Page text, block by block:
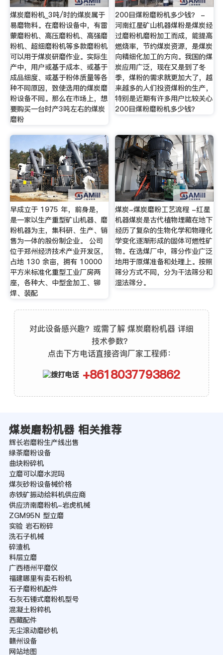
煤炭磨粉机_3吨/时的煤炭属于
易磨物料。在磨粉设备中，有雷
蒙磨粉机、高压磨粉机、高强磨
粉机、超细磨粉机等多款磨粉机
可以用于煤炭研磨作业。实际生
产中，用户或基于成本、或基于
成品细度、或基于粉体质量等各
种不同原因，致使选用的煤炭磨
粉设备不同。那么在市场上，想
要购买一台时产3吨左右的煤炭
磨粉
200目煤粉磨粉机多少钱？ -
河南红星矿山机器煤粉是煤炭经
过磨粉机磨粉加工而成，能提高
燃烧率，节约煤炭资源，是煤炭
向精细化加工的方向。我国的煤
炭应用广泛，现在又是到了冬
季，煤粉的需求就更加大了，越
来越多的人们投资煤粉的生产，
特别是近期有许多用户比较关心
200目煤粉磨粉机多少钱？
早成立于 1975 年，前身是，
是一家以生产重型矿山机器、磨
粉机器为主，集科研、生产、销
售为一体的股份制企业。 公司
位于郑州经济技术产业开发区，
占地 130 余亩，拥有 10000
平方米标准化重型工业厂房两
座，各种大、中型金加工、铆
焊、装配
煤炭-煤炭磨粉工艺流程 -红星
机器煤炭是古代植物埋藏在地下
经历了复杂的生物化学和物理化
学变化逐渐形成的固体可燃性矿
物。在选煤厂中，筛分作业广泛
地用于原煤准备和处理上。按照
筛分方式不同，分为干法筛分和
湿法筛分。
对此设备感兴趣？或需了解 煤炭磨粉机器 详细
技术参数？
点击下方电话直接咨询厂家工程师：
+8618037793862
煤炭磨粉机器 相关推荐
辉长岩磨粉生产线出售
绿茶磨粉设备
曲块粉碎机
立磨可以磨水泥吗
煤灰砂粉设备械价格
赤铁矿振动给料机供应商
供应济南磨粉机-岩虎机械
ZGM95N 型立磨
实验 岩石粉碎
洗石子机械
碎渣机
料层立磨
广西梧州平磨仪
福建哪里有卖石粉机
石子磨粉机配件
石灰石锤式磨粉机型号
混凝土粉粹机
西藏配件
无尘滚动磨砂机
赣州设备
网站地图